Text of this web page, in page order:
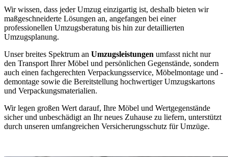
Wir wissen, dass jeder Umzug einzigartig ist, deshalb bieten wir
maßgeschneiderte Lösungen an, angefangen bei einer
professionellen Umzugsberatung bis hin zur detaillierten
Umzugsplanung.
Unser breites Spektrum an Umzugsleistungen umfasst nicht nur
den Transport Ihrer Möbel und persönlichen Gegenstände, sondern
auch einen fachgerechten Verpackungsservice, Möbelmontage und -
demontage sowie die Bereitstellung hochwertiger Umzugskartons
und Verpackungsmaterialien.
Wir legen großen Wert darauf, Ihre Möbel und Wertgegenstände
sicher und unbeschädigt an Ihr neues Zuhause zu liefern, unterstützt
durch unseren umfangreichen Versicherungsschutz für Umzüge.